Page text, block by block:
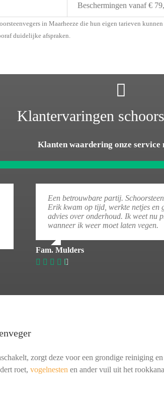
Beschermingen vanaf €
in Maarheeze die hun eigen tarieven kunnen
duidelijke afspraken.
Klantervaringen
Klanten waardering onze service
Een betrouwbare partij.
Erik kwam op tijd, werkte netjes en
advies over onderhoud. Ik weet nu
wanneer ik weer moet laten vegen.
Fam. Mulders
zorgt deze voor een grondige reiniging
roet, vogelnesten en ander vuil uit het